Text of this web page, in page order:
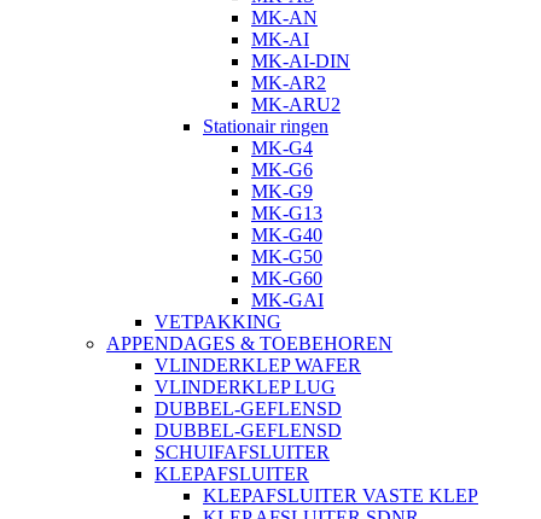
MK-AN
MK-AI
MK-AI-DIN
MK-AR2
MK-ARU2
Stationair ringen
MK-G4
MK-G6
MK-G9
MK-G13
MK-G40
MK-G50
MK-G60
MK-GAI
VETPAKKING
APPENDAGES & TOEBEHOREN
VLINDERKLEP WAFER
VLINDERKLEP LUG
DUBBEL-GEFLENSD
DUBBEL-GEFLENSD
SCHUIFAFSLUITER
KLEPAFSLUITER
KLEPAFSLUITER VASTE KLEP